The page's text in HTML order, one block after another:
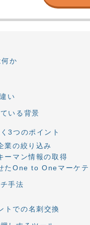
か
い
いる背景
3つのポイント
業の絞り込み
ーマン情報の取得
たOne to Oneマーケ
手法
トでの名刺交換